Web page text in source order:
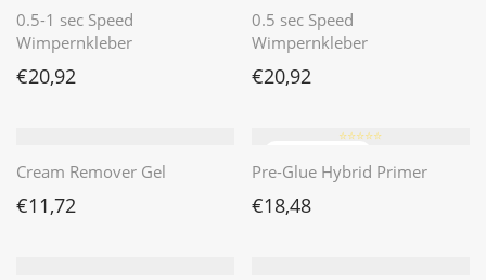
0.5-1 sec Speed
Wimpernkleber
€20,92
0.5 sec Speed
Wimpernkleber
€20,92
Cream Remover Gel
€11,72
⭐️⭐️⭐️⭐️⭐️
Pre-Glue Hybrid Primer
€18,48